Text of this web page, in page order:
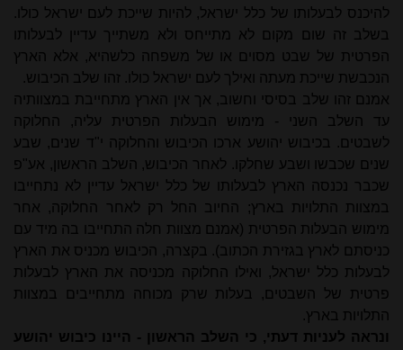
להיכנס לבעלותו של כלל ישראל, להיות שייכת לעם ישראל כולו.
בשלב זה שום מקום לא
מתי
יחס ולא משתייך עדיין לבעלותו
הפרטית של שבט מסוים או של משפחה כלשהיא, אלא הארץ
הנכבשת שייכת מעתה ואילך לעם ישראל כולו. זהו שלב הכיבוש.
אמנם זהו שלב בסיסי וחשוב, אך אין הארץ מתחייבת במצוותיה
עד השלב השני - מימוש הבעלות הפרטית עליה, החלוקה
לשבטים. בכיבוש יהושע ארכו הכיבוש והחלוקה י"ד שנים, שבע
שנים שכבשו ושבע שחלקו. לאחר הכיבוש, השלב הראשון, אע"פ
שכבר נכנסה הארץ לבעלותו של כלל ישראל עדיין לא נתחייבו
במצוות התלויות בארץ; החיוב החל רק לאחר החלוקה, אחר
מימוש הבעלות הפרטית (אמנם מצוות חלה התחייבו בה מיד עם
כניסתם לארץ בגזירת הכתוב). בקצרה, הכיבוש מכניס את הארץ
לבעלות כלל ישראל, ואילו החלוקה מכניסה את הארץ לבעלות
פרטית של השבטים, בעלות שרק מכוחה מתחייבים במצוות
התלויות בארץ.
ונראה לעניות דעתי, כי השלב הראשון - היינו כיבוש יהושע